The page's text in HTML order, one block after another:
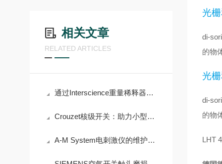
相关文章
RELATED ARTICLES
通过Interscience重量稀释器简化您的实验流程
Crouzet核级开关：助力小型模块化反应堆安全运行
A-M System电刺激仪的维护与保养需要注意哪些事项？
光
di-
的物
光
di-
的物
LHT